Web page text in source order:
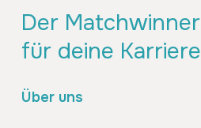
Der Matchwinner
für deine Karriere
Über uns